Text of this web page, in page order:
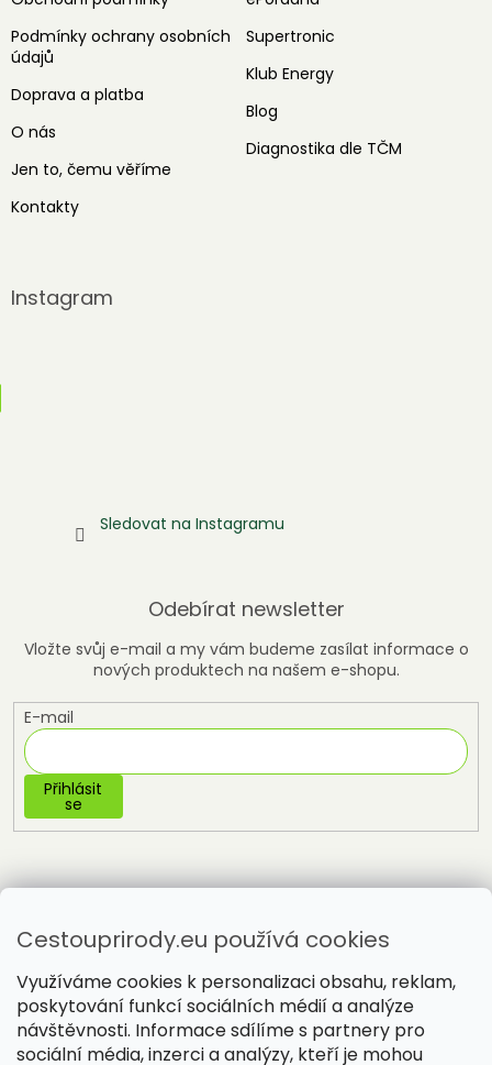
Cestouprirody.eu používá cookies
Využíváme cookies k personalizaci obsahu, reklam,
poskytování funkcí sociálních médií a analýze
návštěvnosti. Informace sdílíme s partnery pro
sociální média, inzerci a analýzy, kteří je mohou
Podmínky ochrany osobních
údajů
Doprava a platba
O nás
Jen to, čemu věříme
Kontakty
Supertronic
Klub Energy
Blog
Diagnostika dle TČM
Instagram
Sledovat na Instagramu
Odebírat newsletter
Vložte svůj e-mail a my vám budeme zasílat informace o
nových produktech na našem e-shopu.
E-mail
Přihlásit
se
Vytvořil Shoptet